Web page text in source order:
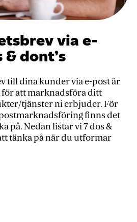
via e-
& dont’s
till dina kunder via e-post är
för att marknadsföra ditt
tjänster ni erbjuder. För
finns det
på. Nedan listar vi 7 dos &
tänka på när du utformar